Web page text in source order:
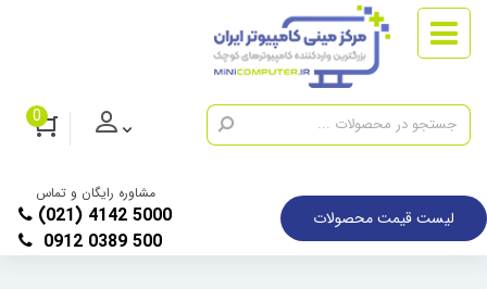
0
لیست قیمت محصولات
مشاوره رایگان و تماس
(021) 4142 5000
0912 0389 500